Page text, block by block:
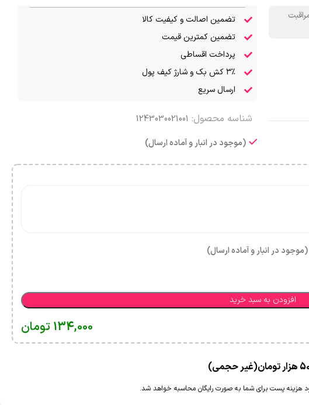
تضمین اصالت و کیفیت کالا
تضمین کمترین قیمت
پرداخت اقساطی
۳٪ کش بک و شارژ کیف پول
ارسال سریع
شناسه محصول: 1243030021001
(موجود در انبار و آماده ارسال)
(موجود در انبار و آماده ارسال)
افزودن به سبد خرید
134,000 تومان